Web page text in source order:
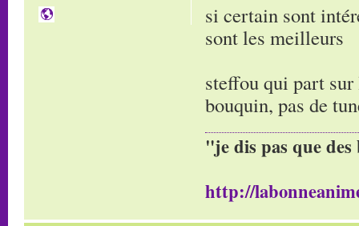
si certain sont
sont les meilleurs
steffou qui part
bouquin, pas de
"je dis pas que
http://